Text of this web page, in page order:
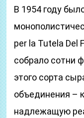
В 1954 году
per la Tutela Del
собрало сотни
этого сорта
объединения –
надлежащую